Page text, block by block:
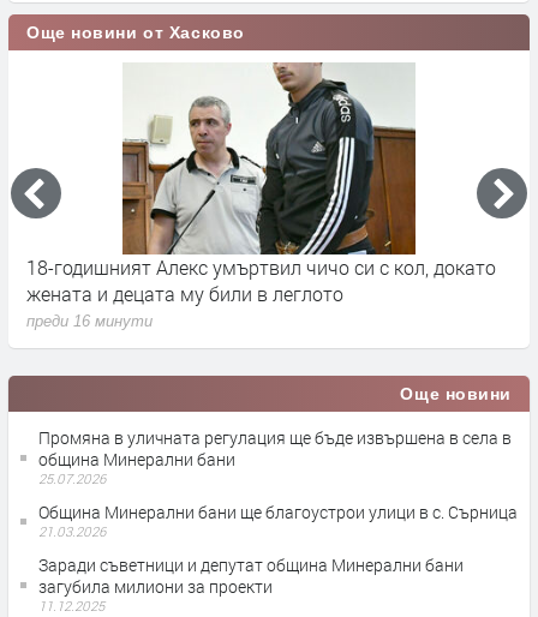
Още новини от Хасково
18-годишният Алекс умъртвил чичо си с кол, докато
жената и децата му били в леглото
преди 16 минути
Още новини
Промяна в уличната регулация ще бъде извършена в села в
община Минерални бани
25.07.2026
Община Минерални бани ще благоустрои улици в с. Сърница
21.03.2026
Заради съветници и депутат община Минерални бани
загубила милиони за проекти
11.12.2025